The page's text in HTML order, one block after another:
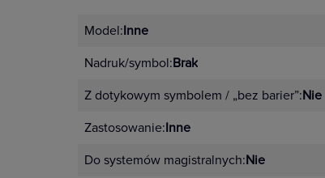
Model:Inne
Nadruk/symbol:Brak
Z dotykowym symbolem / „bez barier”:Nie
Zastosowanie:Inne
Do systemów magistralnych:Nie